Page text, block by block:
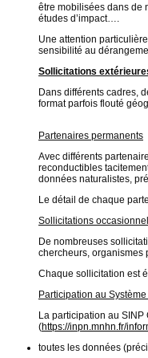
être mobilisées dans de
études d’impact….
Une attention
sensibilité au
Sollicitations
Dans différents cadres,
format parfois flouté
Partenaires permanents
Avec différents
reconductibles
données naturalistes,
Le détail de chaque
Sollicitations
De nombreuses
chercheurs, organismes
Chaque sollicitation est
Participation au
La participation au SINP
(https://inpn.mnhn.fr/
toutes les données